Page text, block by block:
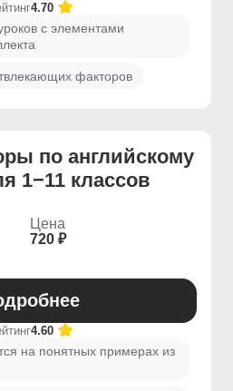
4.70
с элементами
факторов
по английскому
1−11 классов
Цена
720 ₽
4.60
на понятных примерах из